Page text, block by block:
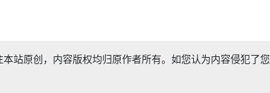
站原创，内容版权均归原作者所有。如您认为内容侵犯了您